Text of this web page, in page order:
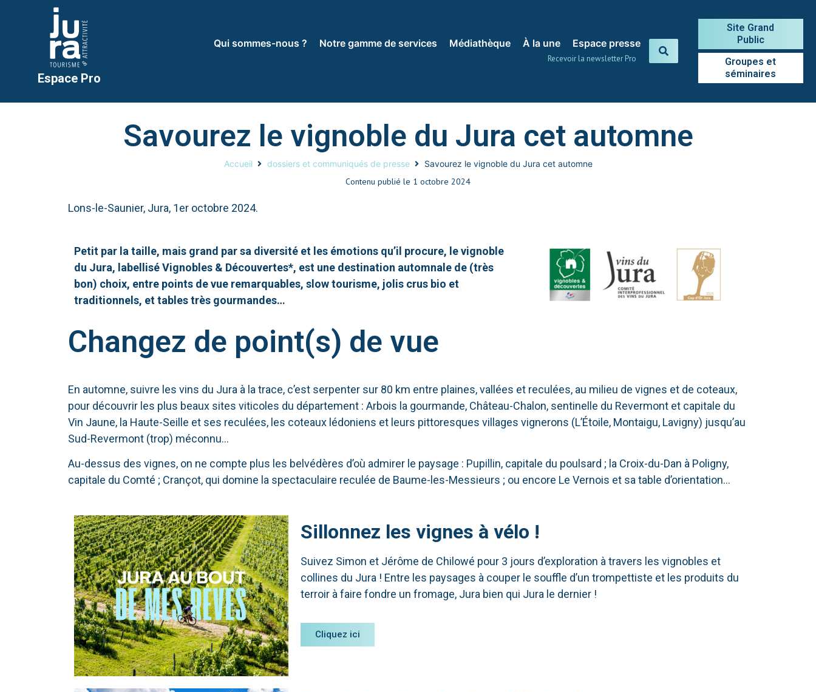
Espace Pro
Qui sommes-nous ? Notre gamme de services Médiathèque À la une Espace presse
Recevoir la newsletter Pro
Site Grand
Public
Groupes et
séminaires
Savourez le vignoble du Jura cet automne
Accueil dossiers et communiqués de presse Savourez le vignoble du Jura cet automne
Contenu publié le 1 octobre 2024
Lons-le-Saunier, Jura, 1er octobre 2024.
Petit par la taille, mais grand par sa diversité et les émotions qu’il procure, le vignoble
du Jura, labellisé Vignobles & Découvertes*, est une destination automnale de (très
bon) choix, entre points de vue remarquables, slow tourisme, jolis crus bio et
traditionnels, et tables très gourmandes…
Changez de point(s) de vue
En automne, suivre les vins du Jura à la trace, c’est serpenter sur 80 km entre plaines, vallées et reculées, au milieu de vignes et de coteaux,
pour découvrir les plus beaux sites viticoles du département : Arbois la gourmande, Château-Chalon, sentinelle du Revermont et capitale du
Vin Jaune, la Haute-Seille et ses reculées, les coteaux lédoniens et leurs pittoresques villages vignerons (L’Étoile, Montaigu, Lavigny) jusqu’au
Sud-Revermont (trop) méconnu…
Au-dessus des vignes, on ne compte plus les belvédères d’où admirer le paysage : Pupillin, capitale du poulsard ; la Croix-du-Dan à Poligny,
capitale du Comté ; Crançot, qui domine la spectaculaire reculée de Baume-les-Messieurs ; ou encore Le Vernois et sa table d’orientation…
Sillonnez les vignes à vélo !
Suivez Simon et Jérôme de Chilowé pour 3 jours d’exploration à travers les vignobles et
collines du Jura ! Entre les paysages à couper le souffle d’un trompettiste et les produits du
terroir à faire fondre un fromage, Jura bien qui Jura le dernier !
Cliquez ici